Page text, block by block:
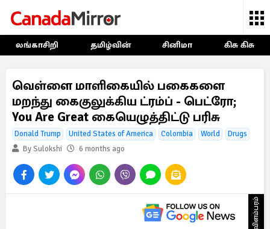
லங்காசிறி தமிழ்வின் சினிமா கிசு கிசு
வெள்ளை மாளிகையில் பகைகளை
மறந்து கைகுலுக்கிய ட்ரம்ப் - பெட்ரோ;
You Are Great கையெழுத்திட்டு பரிசு
Donald Trump United States of America Colombia World
Drugs
By Sulokshi
6 months ago
விளம்பரம்